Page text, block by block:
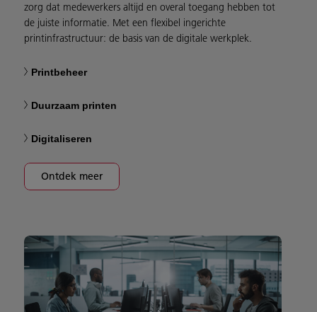
zorg dat medewerkers altijd en overal toegang hebben tot
de juiste informatie. Met een flexibel ingerichte
printinfrastructuur: de basis van de digitale werkplek.
Printbeheer
Duurzaam printen
Digitaliseren
Ontdek meer